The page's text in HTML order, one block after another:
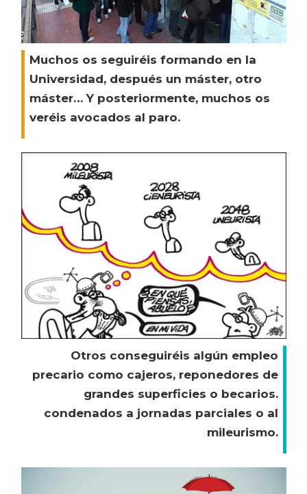
Muchos os seguiréis formando en la
Universidad, después un máster, otro
máster… Y posteriormente, muchos os
veréis avocados al paro.
Otros conseguiréis algún empleo
precario como cajeros, reponedores de
grandes superficies o becarios.
condenados a jornadas parciales o al
mileurismo.